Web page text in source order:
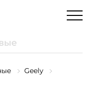
Geely